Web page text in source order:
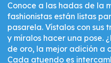
Conoce a las hadas de la
fashionistas están listas
pasarela. Vístalos con sus
y míralos hacer una pose.
de oro, la mejor adición a
Cada atuendo es